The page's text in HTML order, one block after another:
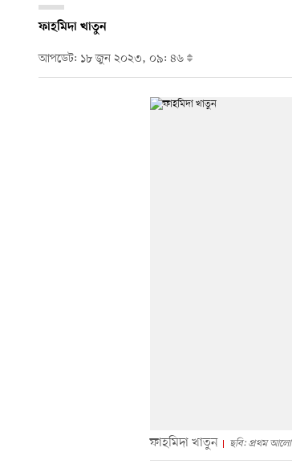
ফাহমিদা খাতুন
আপডেট: ১৮ জুন ২০২৩, ০৯: ৪৬
ফাহমিদা খাতুন ছবি: প্রথম আলো